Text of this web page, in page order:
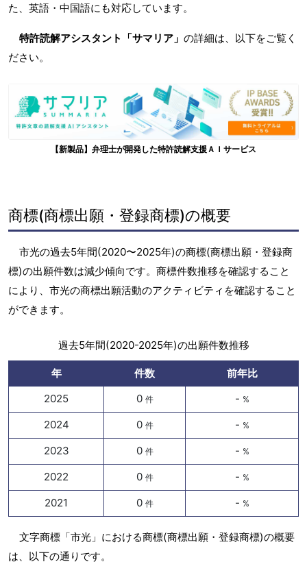
た、英語・中国語にも対応しています。
特許読解アシスタント「サマリア」 の詳細は、以下をご覧く
ださい。
【新製品】弁理士が開発した特許読解支援ＡＩサービス
商標(商標出願・登録商標)の概要
市光の過去5年間(2020〜2025年)の商標(商標出願・登録商
標)の出願件数は減少傾向です。商標件数推移を確認すること
により、市光の商標出願活動のアクティビティを確認すること
ができます。
過去5年間(2020-2025年)の出願件数推移
年 件数
前年比
2025
0 件 - %
2024 0 件 - %
2023 0 件 - %
2022 0 件 - %
2021 0 件 - %
文字商標「市光」における商標(商標出願・登録商標)の概要
は、以下の通りです。